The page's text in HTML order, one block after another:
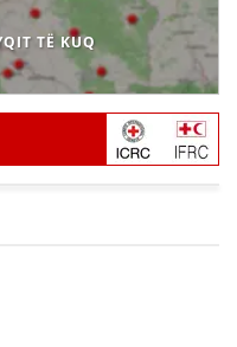
TË KUQ